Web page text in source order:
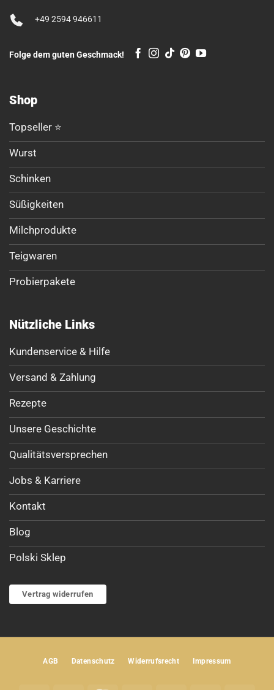
+49 2594 946611
Folge dem guten Geschmack!
Shop
Topseller ⭐
Wurst
Schinken
Süßigkeiten
Milchprodukte
Teigwaren
Probierpakete
Nützliche Links
Kundenservice & Hilfe
Versand & Zahlung
Rezepte
Unsere Geschichte
Qualitätsversprechen
Jobs & Karriere
Kontakt
Blog
Polski Sklep
Vertrag widerrufen
AGB Datenschutz Widerrufsrecht Impressum